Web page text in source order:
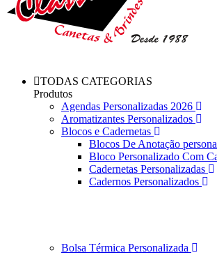
TODAS CATEGORIAS
Produtos
Agendas Personalizadas 2026
Aromatizantes Personalizados
Blocos e Cadernetas
Blocos De Anotação
Bloco Personalizado Com
Cadernetas Personalizadas
Cadernos Personalizados
Bolsa Térmica Personalizada